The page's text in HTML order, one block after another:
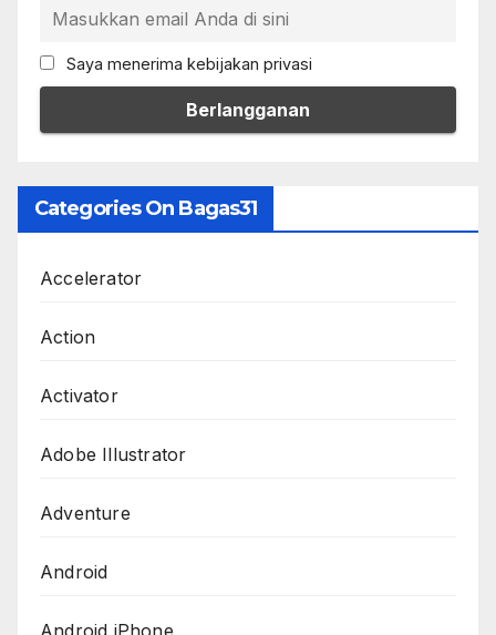
Saya menerima kebijakan privasi
Categories On Bagas31
Accelerator
Action
Activator
Adobe Illustrator
Adventure
Android
Android iPhone